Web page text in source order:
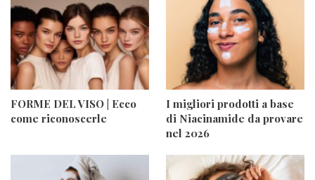
FORME DEL VISO | Ecco
come riconoscerle
I migliori prodotti a base
di Niacinamide da provare
nel 2026